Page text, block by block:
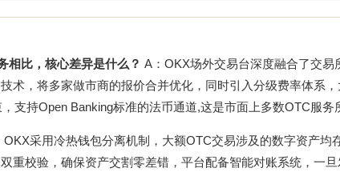
相比，核心差异是什么？ A：OKX场外交易台深度融合了交
术，将多家做市商的报价合并优化，同时引入分级费率体系
支持Open Banking标准的法币通道,这是市面上多数OTC服务
OKX采用冷热钱包分离机制，大额OTC交易涉及的数字资产均
重校验，确保资产交割零差错，平台配备智能对账系统，一